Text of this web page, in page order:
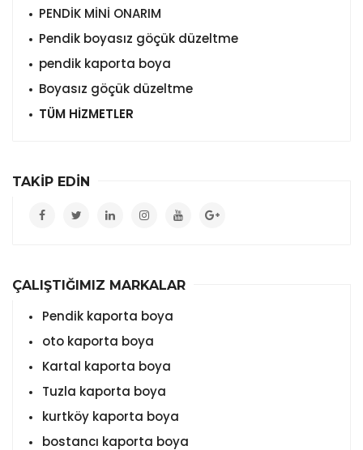
PENDİK MİNİ ONARIM
Pendik boyasız göçük düzeltme
pendik kaporta boya
Boyasız göçük düzeltme
TÜM HİZMETLER
TAKİP EDİN
ÇALIŞTIĞIMIZ MARKALAR
Pendik kaporta boya
oto kaporta boya
Kartal kaporta boya
Tuzla kaporta boya
kurtköy kaporta boya
bostancı kaporta boya